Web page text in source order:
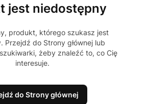
jest niedostępny
produkt, którego szukasz jest
Przejdź do Strony głównej lub
żeby znaleźć to, co Cię
interesuje.
do Strony głównej